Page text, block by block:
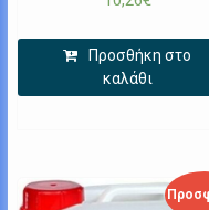
Προσθήκη στο
καλάθι